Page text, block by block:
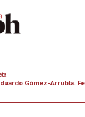
Gómez-Arrubla.